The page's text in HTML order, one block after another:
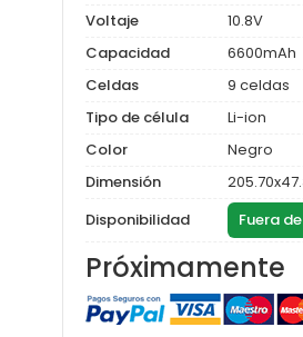
Voltaje
10.8V
Capacidad
6600mAh
Celdas
9 celdas
Tipo de célula
Li-ion
Color
Negro
Dimensión
Disponibilidad
Fuera
Próximamente